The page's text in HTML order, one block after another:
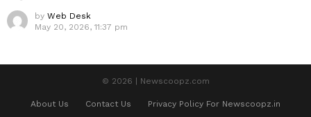
by Web Desk
May 20, 2026, 11:37 pm
© 2026 | Newscoopz.com
About Us Contact Us Privacy Policy For Newscoopz.in